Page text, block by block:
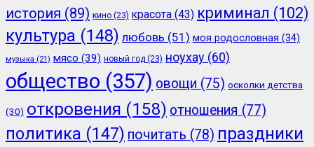
история (89) кино (23) красота (43) криминал (102)
культура (148) любовь (51) моя родословная (34)
музыка (21) мясо (39) новый год (23) ноухау (60)
общество (357) овощи (75) осколки детства
(30) откровения (158) отношения (77)
политика (147) почитать (78) праздники